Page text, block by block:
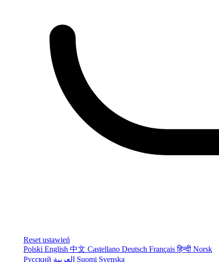
Reset ustawień
Polski English 中文 Castellano Deutsch Françaisहिन्दी Norsk
Русский
Suomi Svenska